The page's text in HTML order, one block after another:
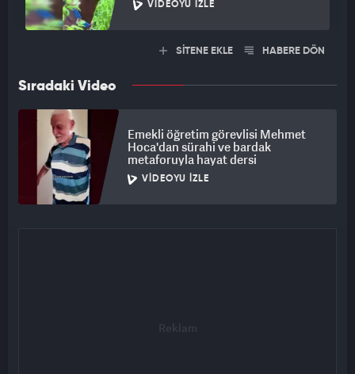
VIDEOYU İZLE
SİTENE EKLE HABERE DÖN
Sıradaki Video
Emekli öğretim görevlisi Mehmet
Hoca'dan sürahi ve bardak
metaforuyla hayat dersi
VIDEOYU İZLE